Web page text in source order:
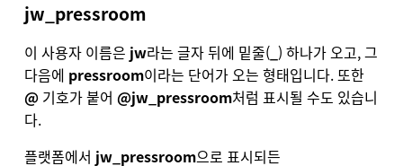
jw_pressroom
이 사용자 이름은 jw라는 글자 뒤에 밑줄( ) 하나가 오고, 그
다음에 pressroom이라는 단어가 오는 형태입니다. 또한
@ 기호가 붙어 @jw_pressroom처럼 표시될 수도 있습니
다.
플랫폼에서 jw_pressroom으로 표시되든